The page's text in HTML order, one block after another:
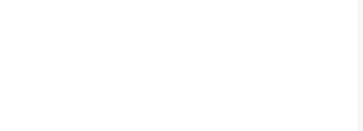
與消費者報價，消費
之情形，我們需酌收